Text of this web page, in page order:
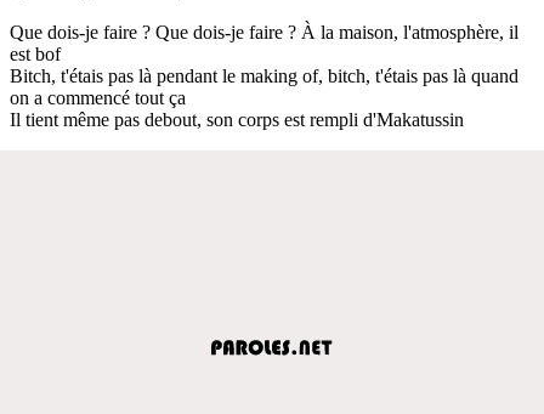
Que dois-je faire ? Que dois-je faire ? À la maison, l'atmosphère, il
est bof
Bitch, t'étais pas là pendant le making of, bitch, t'étais pas là quand
on a commencé tout ça
Il tient même pas debout, son corps est rempli d'Makatussin